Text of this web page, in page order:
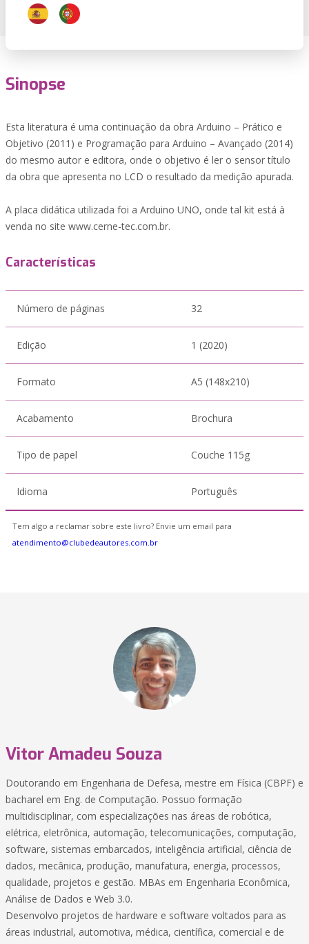
Sinopse
Esta literatura é uma continuação da obra Arduino – Prático e
Objetivo (2011) e Programação para Arduino – Avançado (2014)
do mesmo autor e editora, onde o objetivo é ler o sensor título
da obra que apresenta no LCD o resultado da medição apurada.
A placa didática utilizada foi a Arduino UNO, onde tal kit está à
venda no site www.cerne-tec.com.br.
Características
Número de páginas 32
Edição 1 (2020)
Formato A5 (148x210)
Acabamento Brochura
Tipo de papel Couche 115g
Idioma Português
Tem algo a reclamar sobre este livro? Envie um email para
atendimento@clubedeautores.com.br
Vitor Amadeu Souza
Doutorando em Engenharia de Defesa, mestre em Física (CBPF) e
bacharel em Eng. de Computação. Possuo formação
multidisciplinar, com especializações nas áreas de robótica,
elétrica, eletrônica, automação, telecomunicações, computação,
software, sistemas embarcados, inteligência artificial, ciência de
dados, mecânica, produção, manufatura, energia, processos,
qualidade, projetos e gestão. MBAs em Engenharia Econômica,
Análise de Dados e Web 3.0.
Desenvolvo projetos de hardware e software voltados para as
áreas industrial, automotiva, médica, científica, comercial e de